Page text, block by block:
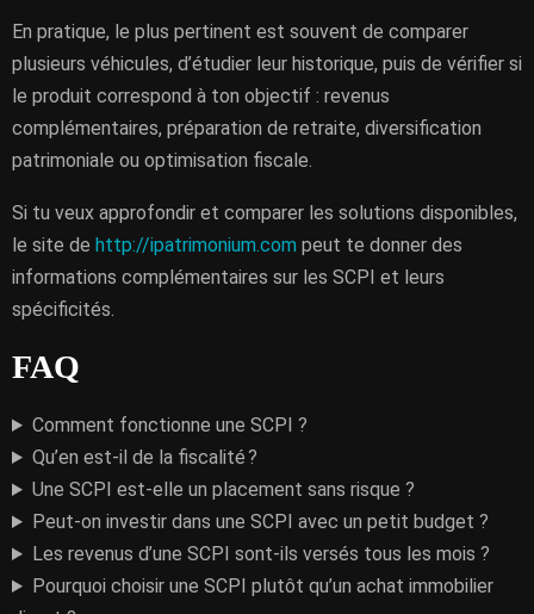
En pratique, le plus pertinent est souvent de comparer
plusieurs véhicules, d’étudier leur historique, puis de vérifier si
le produit correspond à ton objectif : revenus
complémentaires, préparation de retraite, diversification
patrimoniale ou optimisation fiscale.
Si tu veux approfondir et comparer les solutions disponibles,
le site de http://ipatrimonium.com peut te donner des
informations complémentaires sur les SCPI et leurs
spécificités.
FAQ
Comment fonctionne une SCPI ?
Qu’en est-il de la fiscalité ?
Une SCPI est-elle un placement sans risque ?
Peut-on investir dans une SCPI avec un petit budget ?
Les revenus d’une SCPI sont-ils versés tous les mois ?
Pourquoi choisir une SCPI plutôt qu’un achat immobilier